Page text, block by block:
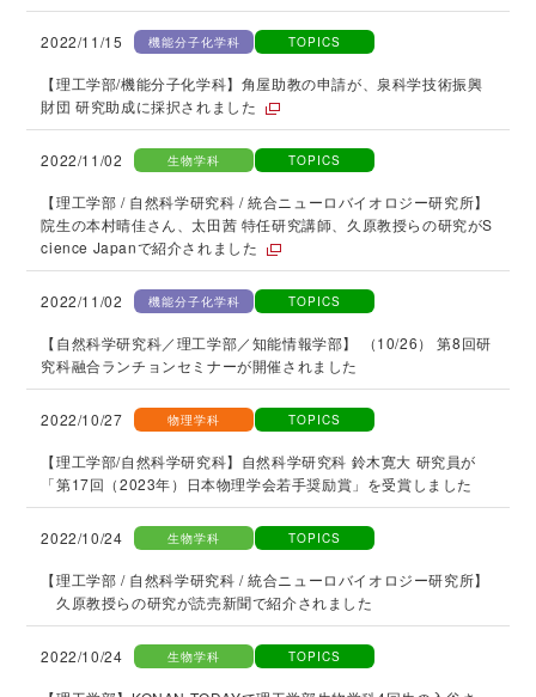
2022/11/15 機能分子化学科 TOPICS
【理工学部/機能分子化学科】角屋助教の申請が、泉科学技術振興
財団 研究助成に採択されました
2022/11/02 生物学科 TOPICS
【理工学部 / 自然科学研究科 / 統合ニューロバイオロジー研究所】
院生の本村晴佳さん、太田茜 特任研究講師、久原教授らの研究がS
cience Japanで紹介されました
2022/11/02 機能分子化学科 TOPICS
【自然科学研究科／理工学部／知能情報学部】 （10/26） 第8回研
究科融合ランチョンセミナーが開催されました
2022/10/27 物理学科 TOPICS
【理工学部/自然科学研究科】自然科学研究科 鈴木寛大 研究員が
「第17回（2023年）日本物理学会若手奨励賞」を受賞しました
2022/10/24 生物学科 TOPICS
【理工学部 / 自然科学研究科 / 統合ニューロバイオロジー研究所】
久原教授らの研究が読売新聞で紹介されました
2022/10/24 生物学科 TOPICS